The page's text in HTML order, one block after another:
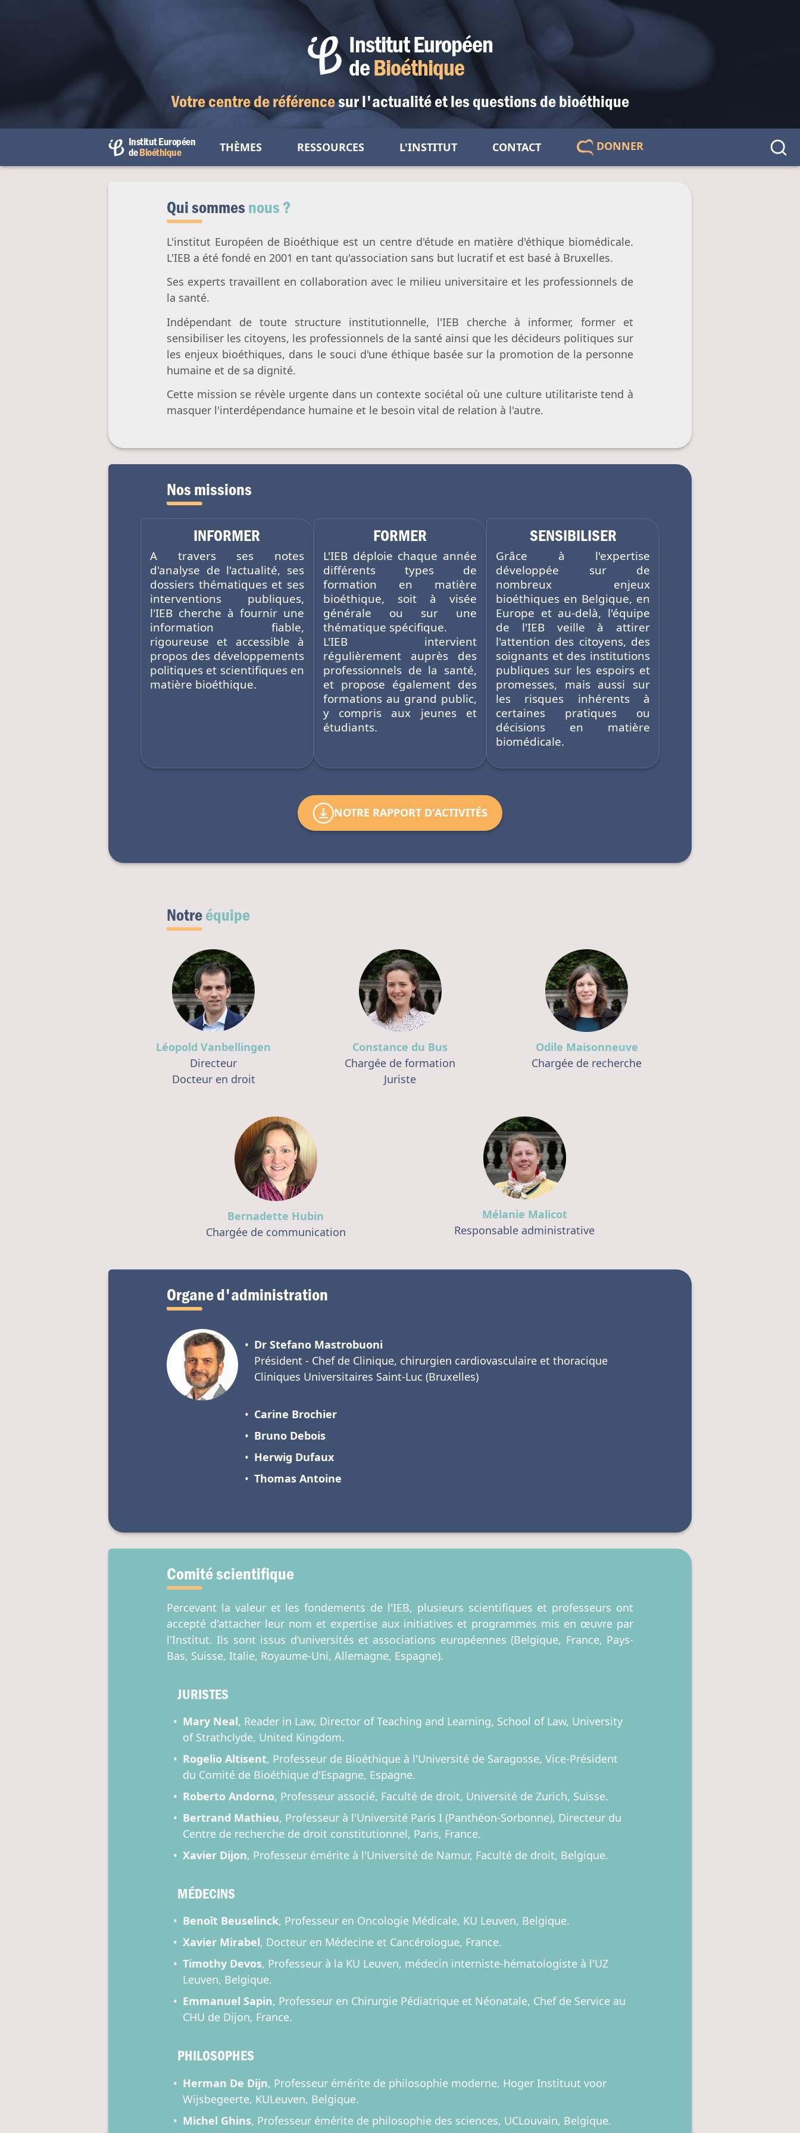
Institut Européen
deBioéthique
Votre centre de référencesur l'actualitéet les questions de bioéthique
Institut Européen
deBioéthique
THÈMES
Début de vie
Gestation Pour Autrui
Avortement
Don d'organes
Droits et libertés
Liberté des institutions
Filiation & accès aux origines
Être humain
Maladie & handicap
Genre & sexualité
Transhumanisme
Intelligence artificielle
RESSOURCES
Actualités
L'INSTITUT
Qui sommes-nous ?
Comité d'honneur
Notre charte
CONTACT DONNER
Qui sommesnous ?
L'institut Européen de Bioéthique est un centre d'étude en matière d'éthique biomédicale.
L'IEB a été fondé en 2001 en tant qu'association sans but lucratif et est basé à Bruxelles.
Ses experts travaillent en collaboration avec le milieu universitaire et les professionnels de
la santé.
Indépendant de toute structure institutionnelle, l'IEB cherche à informer, former et
sensibiliser les citoyens, les professionnels de la santé ainsi que les décideurs politiques sur
les enjeux bioéthiques, dans le souci d'une éthique basée sur la promotion de la personne
humaine et de sa dignité.
Cette mission se révèle urgente dans un contexte sociétal où une culture utilitariste tend à
masquer l'interdépendance humaine et le besoin vital de relation à l'autre.
Nos missions
INFORMER
A travers ses notes
d'analyse de l'actualité, ses
dossiers thématiques et ses
interventions publiques,
l'IEB cherche à fournir une
information fiable,
rigoureuse et accessible à
propos des développements
politiques et scientifiques en
matière bioéthique.
FORMER
L'IEB déploie chaque année
différents types de
formation en matière
bioéthique, soit à visée
générale ou sur une
thématique spécifique.
L'IEB intervient
régulièrement auprès des
professionnels de la santé,
et propose également des
formations au grand public,
y compris aux jeunes et
étudiants.
SENSIBILISER
Grâce à l'expertise
développée sur de
nombreux enjeux
bioéthiques en Belgique, en
Europe et au-delà, l'équipe
de l'IEB veille à attirer
l'attention des citoyens, des
soignants et des institutions
publiques sur les espoirs et
promesses, mais aussi sur
les risques inhérents à
certaines pratiques ou
décisions en matière
biomédicale.
NOTRE RAPPORT D'ACTIVITÉS
Notreéquipe
Léopold Vanbellingen
Directeur
Docteur en droit
Constance du Bus
Chargée de formation
Juriste
Odile Maisonneuve
Chargée de recherche
Bernadette Hubin
Chargée de communication
Mélanie Malicot
Responsable administrative
Organe d'administration
Dr Stefano Mastrobuoni
Président - Chef de Clinique, chirurgien cardiovasculaire et thoracique
Cliniques Universitaires Saint-Luc (Bruxelles)
Carine Brochier
Bruno Debois
Herwig Dufaux
Thomas Antoine
Comité scientifique
Percevant la valeur et les fondements de l'IEB, plusieurs scientifiques et professeurs ont
accepté d'attacher leur nom et expertise aux initiatives et programmes mis en œuvre par
l'Institut. Ils sont issus d'universités et associations européennes (Belgique, France, Pays-
Bas, Suisse, Italie, Royaume-Uni, Allemagne, Espagne).
JURISTES
Mary Neal, Reader in Law, Director of Teaching and Learning, School of Law, University
of Strathclyde, United Kingdom.
Rogelio Altisent, Professeur de Bioéthique à l'Université de Saragosse, Vice-Président
du Comité de Bioéthique d'Espagne, Espagne.
Roberto Andorno, Professeur associé, Faculté de droit, Université de Zurich, Suisse.
Bertrand Mathieu, Professeur à l'Université Paris I (Panthéon-Sorbonne), Directeur du
Centre de recherche de droit constitutionnel, Paris, France.
Xavier Dijon, Professeur émérite à l'Université de Namur, Faculté de droit, Belgique.
MÉDECINS
Benoît Beuselinck, Professeur en Oncologie Médicale, KU Leuven, Belgique.
Xavier Mirabel, Docteur en Médecine et Cancérologue, France.
Timothy Devos, Professeur à la KU Leuven, médecin interniste-hématologiste à l'UZ
Leuven, Belgique.
Emmanuel Sapin, Professeur en Chirurgie Pédiatrique et Néonatale, Chef de Service au
CHU de Dijon, France.
PHILOSOPHES
Herman De Dijn, Professeur émérite de philosophie moderne, Hoger Instituut voor
Wijsbegeerte, KULeuven, Belgique.
Michel Ghins, Professeur émérite de philosophie des sciences, UCLouvain, Belgique.